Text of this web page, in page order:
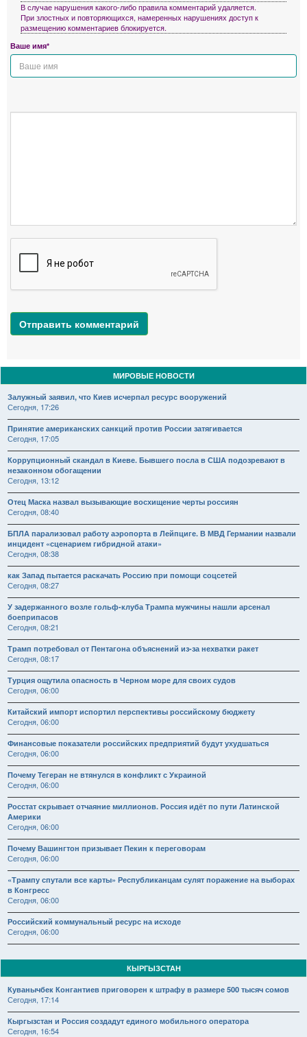
В случае нарушения какого-либо правила комментарий удаляется.
При злостных и повторяющихся, намеренных нарушениях доступ к
размещению комментариев блокируется.
Ваше имя*
Отправить комментарий
МИРОВЫЕ НОВОСТИ
Залужный заявил, что Киев исчерпал ресурс вооружений
Сегодня, 17:26
Принятие американских санкций против России затягивается
Сегодня, 17:05
Коррупционный скандал в Киеве. Бывшего посла в США подозревают в
незаконном обогащении
Сегодня, 13:12
Отец Маска назвал вызывающие восхищение черты россиян
Сегодня, 08:40
БПЛА парализовал работу аэропорта в Лейпциге. В МВД Германии назвали
инцидент «сценарием гибридной атаки»
Сегодня, 08:38
как Запад пытается раскачать Россию при помощи соцсетей
Сегодня, 08:27
У задержанного возле гольф-клуба Трампа мужчины нашли арсенал
боеприпасов
Сегодня, 08:21
Трамп потребовал от Пентагона объяснений из-за нехватки ракет
Сегодня, 08:17
Турция ощутила опасность в Черном море для своих судов
Сегодня, 06:00
Китайский импорт испортил перспективы российскому бюджету
Сегодня, 06:00
Финансовые показатели российских предприятий будут ухудшаться
Сегодня, 06:00
Почему Тегеран не втянулся в конфликт с Украиной
Сегодня, 06:00
Росстат скрывает отчаяние миллионов. Россия идёт по пути Латинской
Америки
Сегодня, 06:00
Почему Вашингтон призывает Пекин к переговорам
Сегодня, 06:00
«Трампу спутали все карты» Республиканцам сулят поражение на выборах
в Конгресс
Сегодня, 06:00
Российский коммунальный ресурс на исходе
Сегодня, 06:00
КЫРГЫЗСТАН
Куванычбек Конгантиев приговорен к штрафу в размере 500 тысяч сомов
Сегодня, 17:14
Кыргызстан и Россия создадут единого мобильного оператора
Сегодня, 16:54